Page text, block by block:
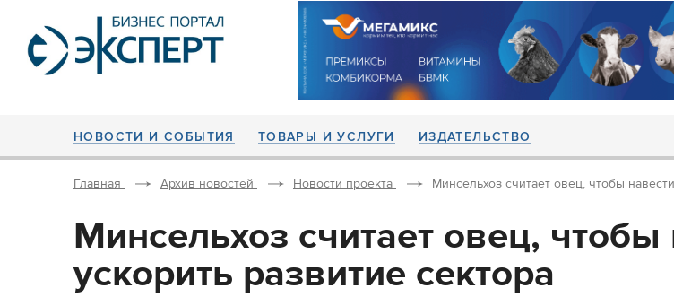
НОВОСТИ И СОБЫТИЯ ТОВАРЫ И УСЛУГИ ИЗДАТЕЛЬСТВО
Главная Архив новостей Новости проекта Минсельхоз считает овец, чтобы
Минсельхоз считает овец,
ускорить развитие сектора